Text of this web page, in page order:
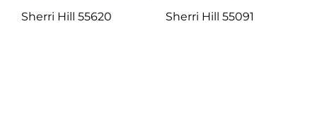
Sherri Hill 55620 Sherri Hill 55091